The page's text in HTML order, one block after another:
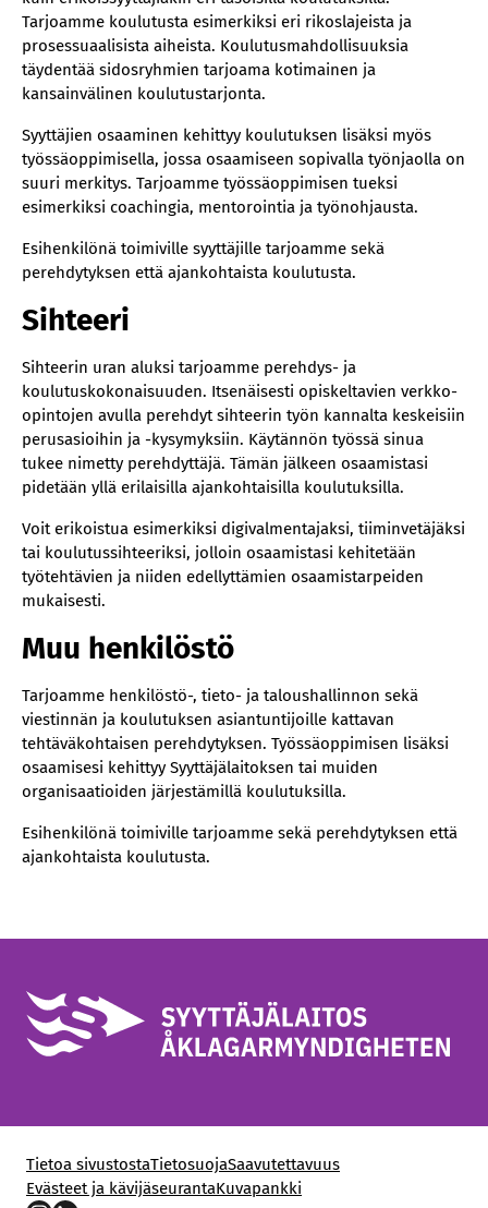
Tarjoamme koulutusta esimerkiksi eri rikoslajeista ja
prosessuaalisista aiheista. Koulutusmahdollisuuksia
täydentää sidosryhmien tarjoama kotimainen ja
kansainvälinen koulutustarjonta.
Syyttäjien osaaminen kehittyy koulutuksen lisäksi myös
työssäoppimisella, jossa osaamiseen sopivalla työnjaolla on
suuri merkitys. Tarjoamme työssäoppimisen tueksi
esimerkiksi coachingia, mentorointia ja työnohjausta.
Esihenkilönä toimiville syyttäjille tarjoamme sekä
perehdytyksen että ajankohtaista koulutusta.
Sihteeri
Sihteerin uran aluksi tarjoamme perehdys- ja
koulutuskokonaisuuden. Itsenäisesti opiskeltavien verkko-
opintojen avulla perehdyt sihteerin työn kannalta keskeisiin
perusasioihin ja -kysymyksiin. Käytännön työssä sinua
tukee nimetty perehdyttäjä. Tämän jälkeen osaamistasi
pidetään yllä erilaisilla ajankohtaisilla koulutuksilla.
Voit erikoistua esimerkiksi digivalmentajaksi, tiiminvetäjäksi
tai koulutussihteeriksi, jolloin osaamistasi kehitetään
työtehtävien ja niiden edellyttämien osaamistarpeiden
mukaisesti.
Muu henkilöstö
Tarjoamme henkilöstö-, tieto- ja taloushallinnon sekä
viestinnän ja koulutuksen asiantuntijoille kattavan
tehtäväkohtaisen perehdytyksen. Työssäoppimisen lisäksi
osaamisesi kehittyy Syyttäjälaitoksen tai muiden
organisaatioiden järjestämillä koulutuksilla.
Esihenkilönä toimiville tarjoamme sekä perehdytyksen että
ajankohtaista koulutusta.
Tietoa sivustostaTietosuojaSaavutettavuus
Evästeet ja kävijäseurantaKuvapankki